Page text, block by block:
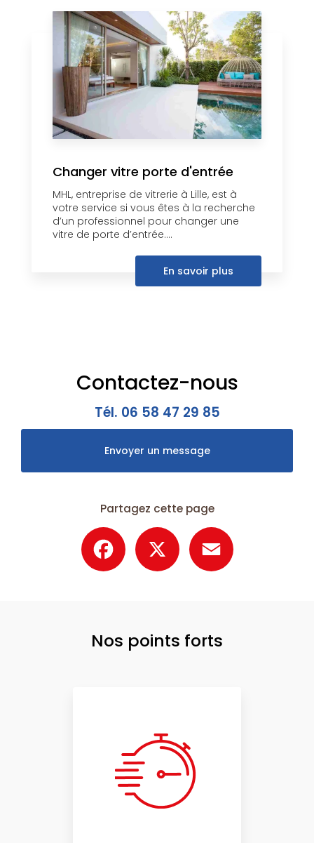
Changer vitre porte d'entrée
MHL, entreprise de vitrerie à Lille, est à
votre service si vous êtes à la recherche
d’un professionnel pour changer une
vitre de porte d’entrée....
En savoir plus
Contactez-nous
Tél. 06 58 47 29 85
Envoyer un message
Partagez cette page
Facebook
Nos points forts